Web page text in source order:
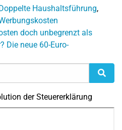
Haushaltsführung,
doch unbegrenzt als
Die neue 60-Euro-
der Steuererklärung